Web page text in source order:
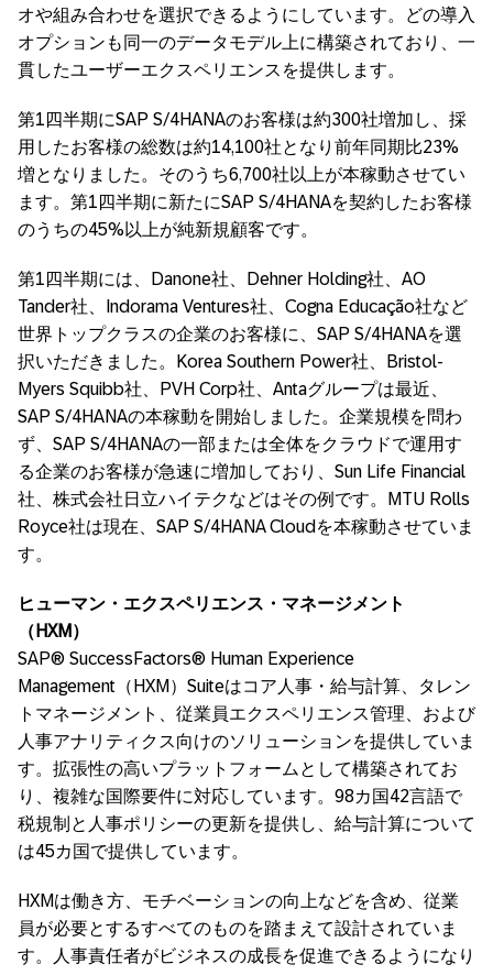
オや組み合わせを選択できるようにしています。どの導入
オプションも同一のデータモデル上に構築されており、一
貫したユーザーエクスペリエンスを提供します。
第1四半期にSAP S/4HANAのお客様は約300社増加し、採
用したお客様の総数は約14,100社となり前年同期比23%
増となりました。そのうち6,700社以上が本稼動させてい
ます。第1四半期に新たにSAP S/4HANAを契約したお客様
のうちの45%以上が純新規顧客です。
第1四半期には、Danone社、Dehner Holding社、AO
Tander社、Indorama Ventures社、Cogna Educação社など
世界トップクラスの企業のお客様に、SAP S/4HANAを選
択いただきました。Korea Southern Power社、Bristol-
Myers Squibb社、PVH Corp社、Antaグループは最近、
SAP S/4HANAの本稼動を開始しました。企業規模を問わ
ず、SAP S/4HANAの一部または全体をクラウドで運用す
る企業のお客様が急速に増加しており、Sun Life Financial
社、株式会社日立ハイテクなどはその例です。MTU Rolls
Royce社は現在、SAP S/4HANA Cloudを本稼動させていま
す。
ヒューマン・エクスペリエンス・マネージメント
（ HXM ）
SAP® SuccessFactors® Human Experience
Management（HXM）Suiteはコア人事・給与計算、タレン
トマネージメント、従業員エクスペリエンス管理、および
人事アナリティクス向けのソリューションを提供していま
す。拡張性の高いプラットフォームとして構築されてお
り、複雑な国際要件に対応しています。98カ国42言語で
税規制と人事ポリシーの更新を提供し、給与計算について
は45カ国で提供しています。
HXMは働き方、モチベーションの向上などを含め、従業
員が必要とするすべてのものを踏まえて設計されていま
す。人事責任者がビジネスの成長を促進できるようになり